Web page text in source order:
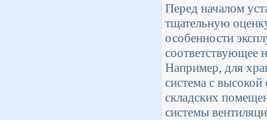
Перед началом
тщательную
особенности
соответствующее
Например, для
система с
складских
системы